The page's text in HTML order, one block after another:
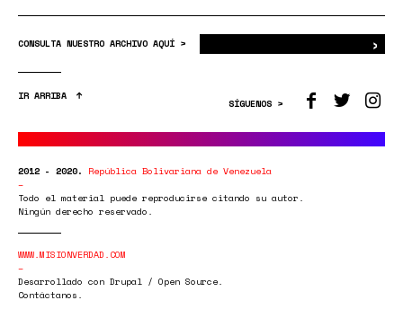
CONSULTA NUESTRO ARCHIVO AQUÍ > ›
IR ARRIBA
SÍGUENOS >
2012 - 2020. República Bolivariana de Venezuela
Todo el material puede reproducirse citando su autor.
Ningún derecho reservado.
WWW.MISIONVERDAD.COM
Desarrollado con Drupal / Open Source.
Contáctanos.